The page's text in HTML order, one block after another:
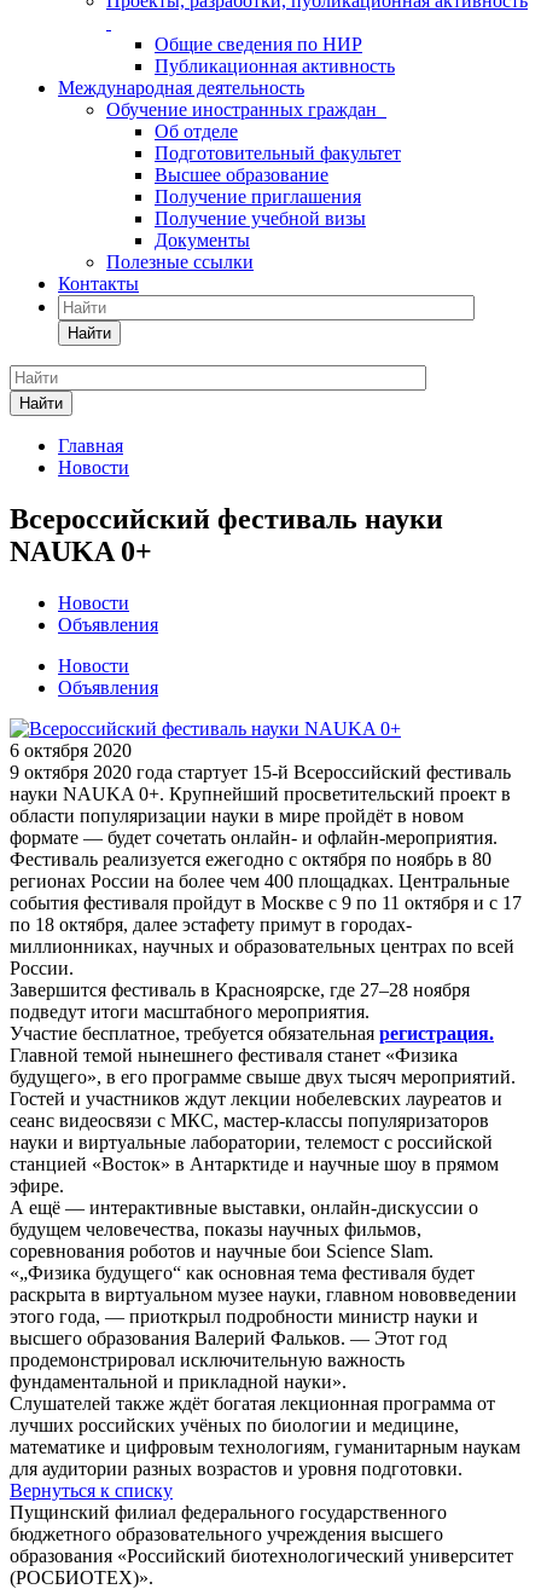
Общие сведения по НИР
Публикационная активность
Международная деятельность
Обучение иностранных граждан
Об отделе
Подготовительный факультет
Высшее образование
Получение приглашения
Получение учебной визы
Документы
Полезные ссылки
Контакты
Найти
Найти
Главная
Новости
Всероссийский фестиваль науки
NAUKA 0+
Новости
Объявления
Новости
Объявления
6 октября 2020
9 октября 2020 года стартует 15-й Всероссийский фестиваль
науки NAUKA 0+. Крупнейший просветительский проект в
области популяризации науки в мире пройдёт в новом
формате — будет сочетать онлайн- и офлайн-мероприятия.
Фестиваль реализуется ежегодно с октября по ноябрь в 80
регионах России на более чем 400 площадках. Центральные
события фестиваля пройдут в Москве с 9 по 11 октября и с 17
по 18 октября, далее эстафету примут в городах-
миллионниках, научных и образовательных центрах по всей
России.
Завершится фестиваль в Красноярске, где 27–28 ноября
подведут итоги масштабного мероприятия.
Участие бесплатное, требуется обязательная регистрация.
Главной темой нынешнего фестиваля станет «Физика
будущего», в его программе свыше двух тысяч мероприятий.
Гостей и участников ждут лекции нобелевских лауреатов и
сеанс видеосвязи с МКС, мастер-классы популяризаторов
науки и виртуальные лаборатории, телемост с российской
станцией «Восток» в Антарктиде и научные шоу в прямом
эфире.
А ещё — интерактивные выставки, онлайн-дискуссии о
будущем человечества, показы научных фильмов,
соревнования роботов и научные бои Science Slam.
«„Физика будущего“ как основная тема фестиваля будет
раскрыта в виртуальном музее науки, главном нововведении
этого года, — приоткрыл подробности министр науки и
высшего образования Валерий Фальков. — Этот год
продемонстрировал исключительную важность
фундаментальной и прикладной науки».
Слушателей также ждёт богатая лекционная программа от
лучших российских учёных по биологии и медицине,
математике и цифровым технологиям, гуманитарным наукам
для аудитории разных возрастов и уровня подготовки.
Вернуться к списку
Пущинский филиал федерального государственного
бюджетного образовательного учреждения высшего
образования «Российский биотехнологический университет
(РОСБИОТЕХ)».